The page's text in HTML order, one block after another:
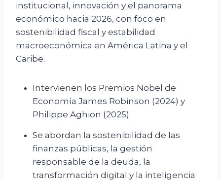
institucional, innovación y el panorama
económico hacia 2026, con foco en
sostenibilidad fiscal y estabilidad
macroeconómica en América Latina y el
Caribe.
Intervienen los Premios Nobel de
Economía James Robinson (2024) y
Philippe Aghion (2025).
Se abordan la sostenibilidad de las
finanzas públicas, la gestión
responsable de la deuda, la
transformación digital y la inteligencia